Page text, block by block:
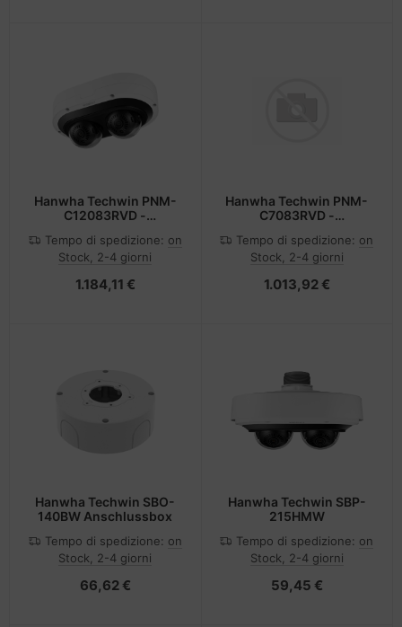
Hanwha Techwin PNM-
C12083RVD -
Tempo di spedizione: on
Stock, 2-4 giorni
1.184,11 €
Hanwha Techwin PNM-
C7083RVD -
Tempo di spedizione: on
Stock, 2-4 giorni
1.013,92 €
Hanwha Techwin SBO-
140BW Anschlussbox
Tempo di spedizione: on
Stock, 2-4 giorni
66,62 €
Hanwha Techwin SBP-
215HMW
Tempo di spedizione: on
Stock, 2-4 giorni
59,45 €